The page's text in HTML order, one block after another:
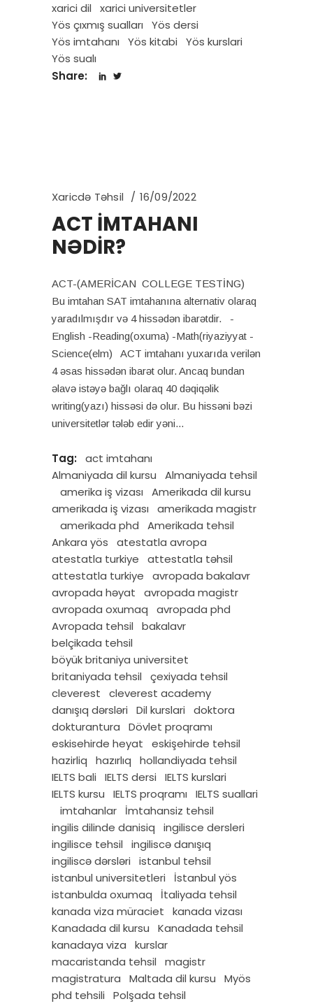
xarici dil
xarici universitetler
Yös çıxmış sualları
Yös dersi
Yös imtahanı
Yös kitabi
Yös kurslari
Yös sualı
Share:
Xaricdə Təhsil 16/09/2022
ACT İMTAHANI
NƏDİR?
ACT-(AMERİCAN COLLEGE TESTİNG)
Bu imtahan SAT imtahanına alternativ olaraq
yaradılmışdır və 4 hissədən ibarətdir. -
English -Reading(oxuma) -Math(riyaziyyat -
Science(elm) ACT imtahanı yuxarıda verilən
4 əsas hissədən ibarət olur. Ancaq bundan
əlavə istəyə bağlı olaraq 40 dəqiqəlik
writing(yazı) hissəsi də olur. Bu hissəni bəzi
universitetlər tələb edir yəni
Tag:
act imtahanı
Almaniyada dil kursu
Almaniyada tehsil
amerika iş vizası
Amerikada dil kursu
amerikada iş vizası
amerikada magistr
amerikada phd
Amerikada tehsil
Ankara yös
atestatla avropa
atestatla turkiye
attestatla təhsil
attestatla turkiye
avropada bakalavr
avropada həyat
avropada magistr
avropada oxumaq
avropada phd
Avropada tehsil
bakalavr
belçikada tehsil
böyük britaniya universitet
britaniyada tehsil
çexiyada tehsil
cleverest
cleverest academy
danışıq dərsləri
Dil kurslari
doktora
dokturantura
Dövlet proqramı
eskisehirde heyat
eskişehirde tehsil
hazirliq
hazırlıq
hollandiyada tehsil
IELTS bali
IELTS dersi
IELTS kurslari
IELTS kursu
IELTS proqramı
IELTS suallari
imtahanlar
İmtahansiz tehsil
ingilis dilinde danisiq
ingilisce dersleri
ingilisce tehsil
ingiliscə danışıq
ingiliscə dərsləri
istanbul tehsil
istanbul universitetleri
İstanbul yös
istanbulda oxumaq
İtaliyada tehsil
kanada viza müraciet
kanada vizası
Kanadada dil kursu
Kanadada tehsil
kanadaya viza
kurslar
macaristanda tehsil
magistr
magistratura
Maltada dil kursu
Myös
phd tehsili
Polşada tehsil